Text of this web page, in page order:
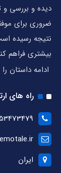
ضروری برای
نتیجه رسیده
بیشتری فراهم
ادامه داستان
راه های
ایران